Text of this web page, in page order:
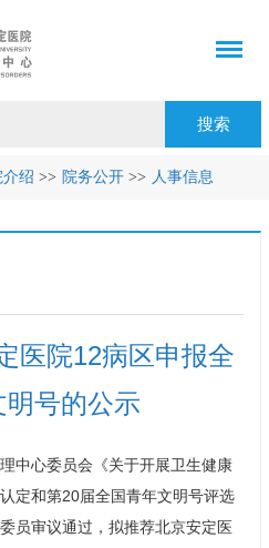
介绍 >> 院务公开 >> 人事信息
医院12病区申报全
明号的公示
心委员会《关于开展卫生健康
定和第20届全国青年文明号评选
员审议通过，拟推荐北京安定医